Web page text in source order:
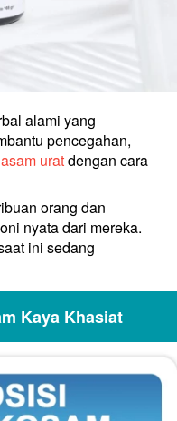
alami yang
pencegahan,
asam urat dengan cara
orang dan
nyata dari mereka.
ini sedang
Kaya Khasiat